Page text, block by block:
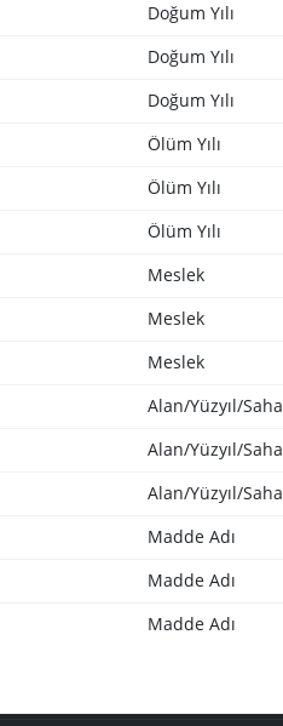
Doğum Yılı
Doğum Yılı
Doğum Yılı
Ölüm Yılı
Ölüm Yılı
Ölüm Yılı
Meslek
Meslek
Meslek
Alan/Yüzyıl/Saha
Alan/Yüzyıl/Saha
Alan/Yüzyıl/Saha
Madde Adı
Madde Adı
Madde Adı